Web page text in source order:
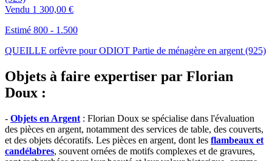
Vendu 1 300,00 €
Estimé 800 - 1.500
QUEILLE orfèvre pour ODIOT Partie de ménagère en argent (925)
Objets à faire expertiser par Florian
Doux :
- Objets en Argent : Florian Doux se spécialise dans l'évaluation
des pièces en argent, notamment des services de table, des couverts,
et des objets décoratifs. Les pièces en argent, dont les flambeaux et
candélabres, souvent ornées de motifs complexes et de gravures,